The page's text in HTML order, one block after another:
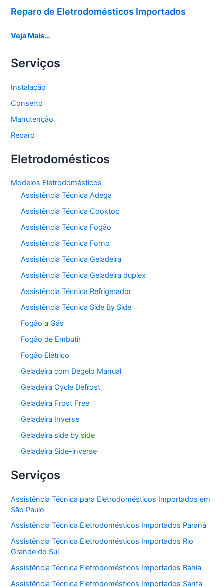
Reparo de Eletrodomésticos Importados
Veja Mais…
Serviços
Instalação
Conserto
Manutenção
Reparo
Eletrodomésticos
Modelos Eletrodomésticos
Assistência Técnica Adega
Assistência Técnica Cooktop
Assistência Técnica Fogão
Assistência Técnica Forno
Assistência Técnica Geladeira
Assistência Técnica Geladeira duplex
Assistência Técnica Refrigerador
Assistência Técnica Side By Side
Fogão a Gás
Fogão de Embutir
Fogão Elétrico
Geladeira com Degelo Manual
Geladeira Cycle Defrost
Geladeira Frost Free
Geladeira Inverse
Geladeira side by side
Geladeira Side-inverse
Serviços
Assistência Técnica para Eletrodomésticos Importados em
São Paulo
Assistência Técnica Eletrodomésticos Importados Paraná
Assistência Técnica Eletrodomésticos Importados Rio
Grande do Sul
Assistência Técnica Eletrodomésticos Importados Bahia
Assistência Técnica Eletrodomésticos Importados Santa